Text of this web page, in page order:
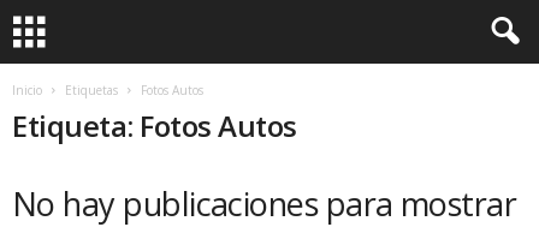
Inicio Etiquetas Fotos Autos
Etiqueta: Fotos Autos
No hay publicaciones para mostrar